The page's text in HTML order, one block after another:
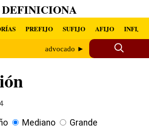
DEFINICIONA
PREFIJO SUFIJO AFIJO INFIJO
advocado ►
Mediano Grande